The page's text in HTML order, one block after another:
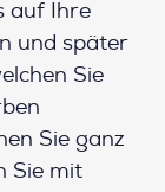
auf Ihre
und später
Sie
Sie ganz
Sie mit